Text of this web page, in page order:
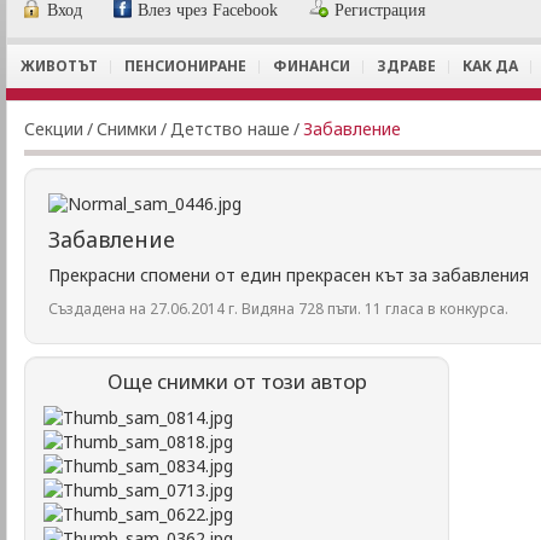
Вход Влез чрез Facebook Регистрация
ЖИВОТЪТ ПЕНСИОНИРАНЕ ФИНАНСИ ЗДРАВЕ КАК ДА
Секции /Снимки /Детство наше /Забавление
Забавление
Прекрасни спомени от един прекрасен кът за забавления
Създадена на 27.06.2014 г. Видяна 728 пъти. 11 гласа в конкурса.
Още снимки от този автор